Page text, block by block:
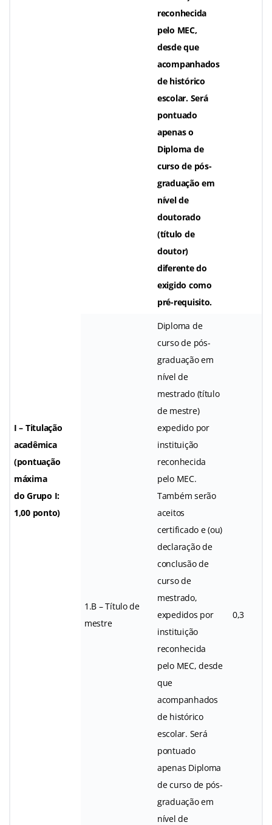
I – Titulação
acadêmica
(pontuação
máxima
do Grupo I:
1,00 ponto)
reconhecida
pelo MEC,
desde que
acompanhados
de histórico
escolar. Será
pontuado
apenas o
Diploma de
curso de pós-
graduação em
nível de
doutorado
(título de
doutor)
diferente do
exigido como
pré-requisito.
1.B – Título de
mestre
Diploma de
curso de pós-
graduação em
nível de
mestrado (título
de mestre)
expedido por
instituição
reconhecida
pelo MEC.
Também serão
aceitos
certificado e (ou)
declaração de
conclusão de
curso de
mestrado,
expedidos por
instituição
reconhecida
pelo MEC, desde
que
acompanhados
de histórico
escolar. Será
pontuado
apenas Diploma
de curso de pós-
graduação em
nível de
0,3